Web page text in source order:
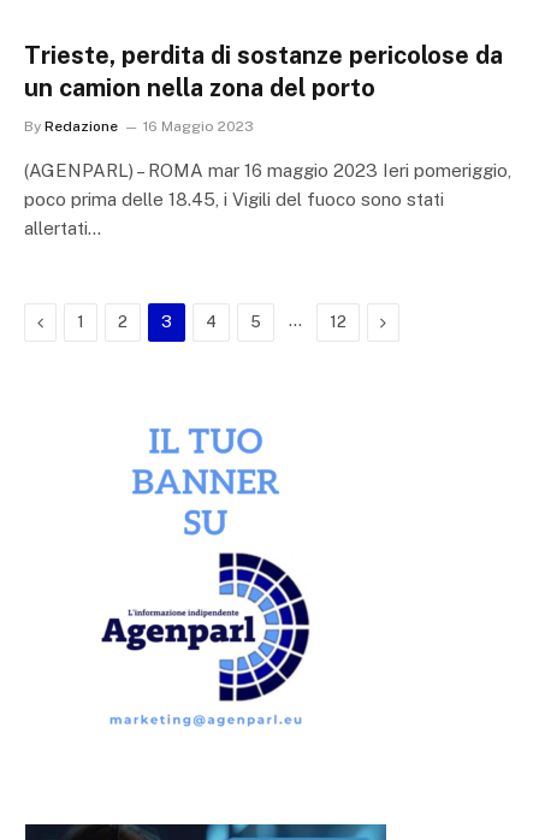
Trieste, perdita di sostanze pericolose da
un camion nella zona del porto
By Redazione 16 Maggio 2023
(AGENPARL) – ROMA mar 16 maggio 2023 Ieri pomeriggio,
poco prima delle 18.45, i Vigili del fuoco sono stati
allertati…
Previous
1 2 3 4 5 … 12 Next